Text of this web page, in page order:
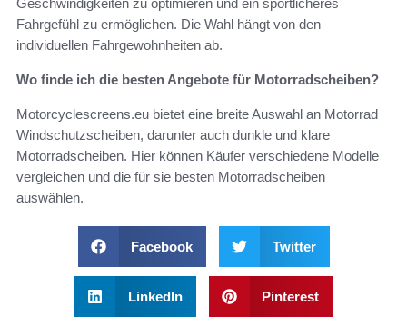
Fahrgefühl zu ermöglichen. Die Wahl hängt von den
individuellen Fahrgewohnheiten ab.
Wo finde ich die besten Angebote für Motorradscheiben?
Motorcyclescreens.eu bietet eine breite Auswahl an Motorrad
Windschutzscheiben, darunter auch dunkle und klare
Motorradscheiben. Hier können Käufer verschiedene Modelle
vergleichen und die für sie besten Motorradscheiben
auswählen.
Facebook Twitter
LinkedIn Pinterest